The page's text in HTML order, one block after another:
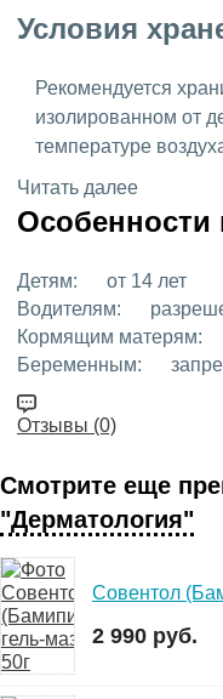
Условия
Рекомендуется
изолированном от
температуре
Читать далее
Особенности
Детям:
от 14 лет
Водителям:
Кормящим матерям:
Беременным:
Отзывы (0)
Смотрите еще
"Дерматология"
Совентол
2 990 руб.